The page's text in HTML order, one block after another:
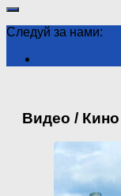
Следуй за нами:
Видео / Кино